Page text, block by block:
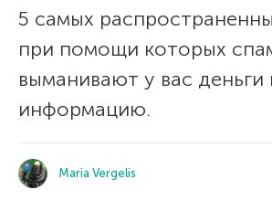
5 самых
при помощи которых
выманивают у вас
информацию.
Maria Vergelis